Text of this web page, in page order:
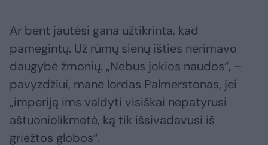
Ar bent jautėsi gana užtikrinta, kad
pamėgintų. Už rūmų sienų išties nerimavo
daugybė žmonių. „Nebus jokios naudos“, –
pavyzdžiui, manė lordas Palmerstonas, jei
„imperiją ims valdyti visiškai nepatyrusi
aštuoniolikmetė, ką tik išsivadavusi iš
griežtos globos“.